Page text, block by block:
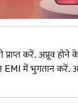
करें. अप्रूव होने
EMI में भुगतान